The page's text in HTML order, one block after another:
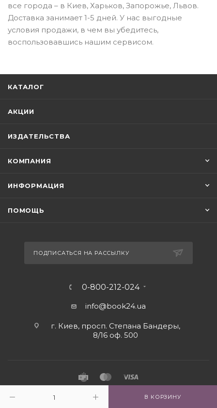
В КОРЗИНУ
все города – в Киев, Харьков, Запорожье, Львов.
Доставка занимает 1-5 дней. У нас выгодные
условия продажи, в чем вы убедитесь,
воспользовавшись нашим сервисом.
КАТАЛОГ
АКЦИИ
ИЗДАТЕЛЬСТВА
КОМПАНИЯ
ИНФОРМАЦИЯ
ПОМОЩЬ
ПОДПИСАТЬСЯ НА РАССЫЛКУ
0-800-212-024
info@book24.ua
г. Киев, просп. Степана Бандеры,
8/16 оф. 500
2026 © Интернет - магазин книг book24.ua